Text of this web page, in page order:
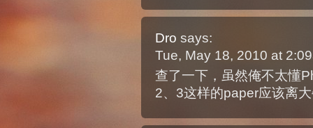
Dro says:
Tue, May 18, 2010 at
查了一下，虽然俺不太懂
2、3这样的paper应该离